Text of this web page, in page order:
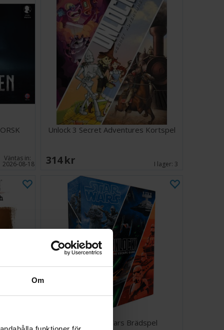
Om
Väntas in:
2026-08-18
Unlock 3 Secret Adventures Kortspel
314 SEK I lager: 3
Unlock Star Wars Brädspel